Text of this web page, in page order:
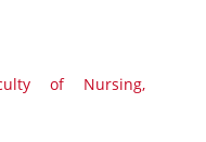
of Nursing,